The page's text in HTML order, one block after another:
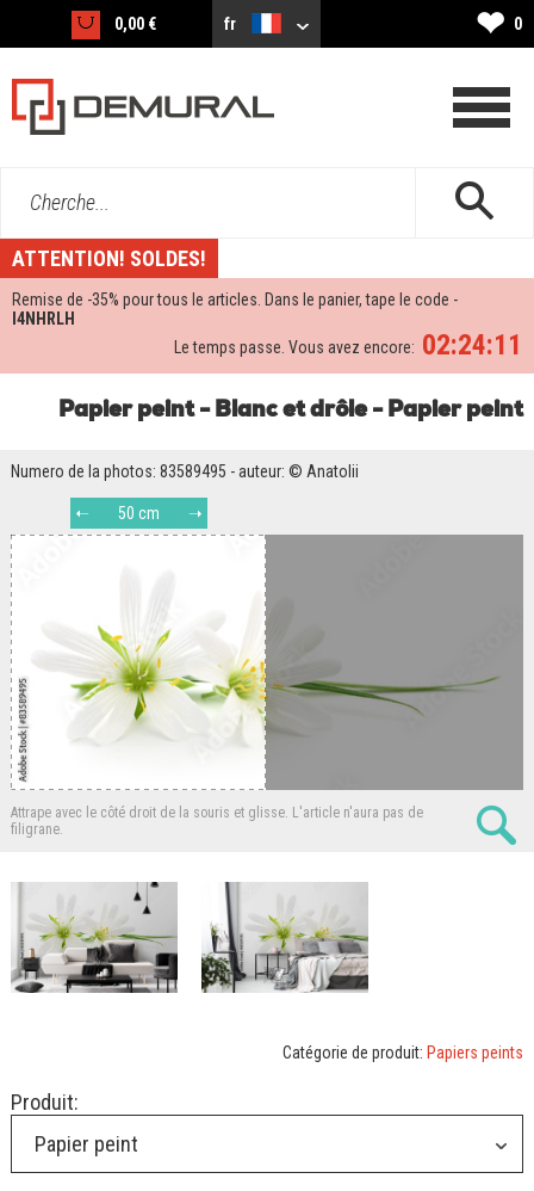
0,00 € fr ❤ 0
Cherche...
ATTENTION! SOLDES!
Remise de -35% pour tous le articles. Dans le panier, tape le code -
I4NHRLH
02:24:11
Le temps passe. Vous avez encore:
Papier peint - Blanc et drôle - Papier peint
Numero de la photos: 83589495 - auteur: © Anatolii
50 cm
Attrape avec le côté droit de la souris et glisse. L'article n'aura pas de
filigrane.
Catégorie de produit: Papiers peints
Produit:
Papier peint